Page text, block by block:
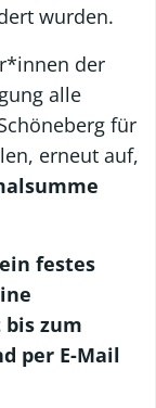
wurden.
der
alle
für
erneut auf,
festes
zum
per E-Mail